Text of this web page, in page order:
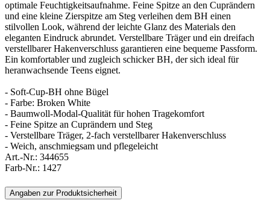
optimale Feuchtigkeitsaufnahme. Feine Spitze an den Cuprändern
und eine kleine Zierspitze am Steg verleihen dem BH einen
stilvollen Look, während der leichte Glanz des Materials den
eleganten Eindruck abrundet. Verstellbare Träger und ein dreifach
verstellbarer Hakenverschluss garantieren eine bequeme Passform.
Ein komfortabler und zugleich schicker BH, der sich ideal für
heranwachsende Teens eignet.
- Soft-Cup-BH ohne Bügel
- Farbe: Broken White
- Baumwoll-Modal-Qualität für hohen Tragekomfort
- Feine Spitze an Cuprändern und Steg
- Verstellbare Träger, 2-fach verstellbarer Hakenverschluss
- Weich, anschmiegsam und pflegeleicht
Art.-Nr.: 344655
Farb-Nr.: 1427
Angaben zur Produktsicherheit